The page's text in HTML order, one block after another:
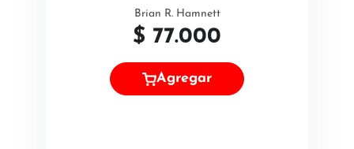
Brian R. Hamnett
$ 77.000
Agregar